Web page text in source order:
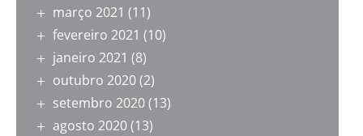
março 2021 (11)
fevereiro 2021 (10)
janeiro 2021 (8)
outubro 2020(2)
setembro 2020(13)
agosto 2020(13)